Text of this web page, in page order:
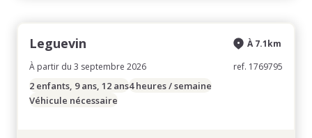
Leguevin
À partir du 3 septembre 2026
À 7.1km
ref. 1769795
2 enfants, 9 ans, 12 ans4 heures / semaine
Véhicule nécessaire